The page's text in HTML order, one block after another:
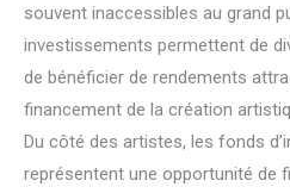
souvent inaccessibles au grand
investissements permettent de
de bénéficier de rendements
financement de la création
Du côté des artistes, les fonds
représentent une opportunité de